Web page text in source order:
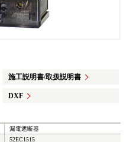
施工説明書/取扱説明書
DXF
漏電遮断器
52EC1515